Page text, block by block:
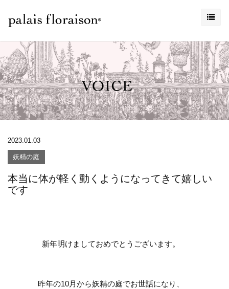
2023.01.03
妖精の庭
本当に体が軽く動くようになってきて嬉しい
です
新年明けましておめでとうございます。
昨年の10月から妖精の庭でお世話になり、